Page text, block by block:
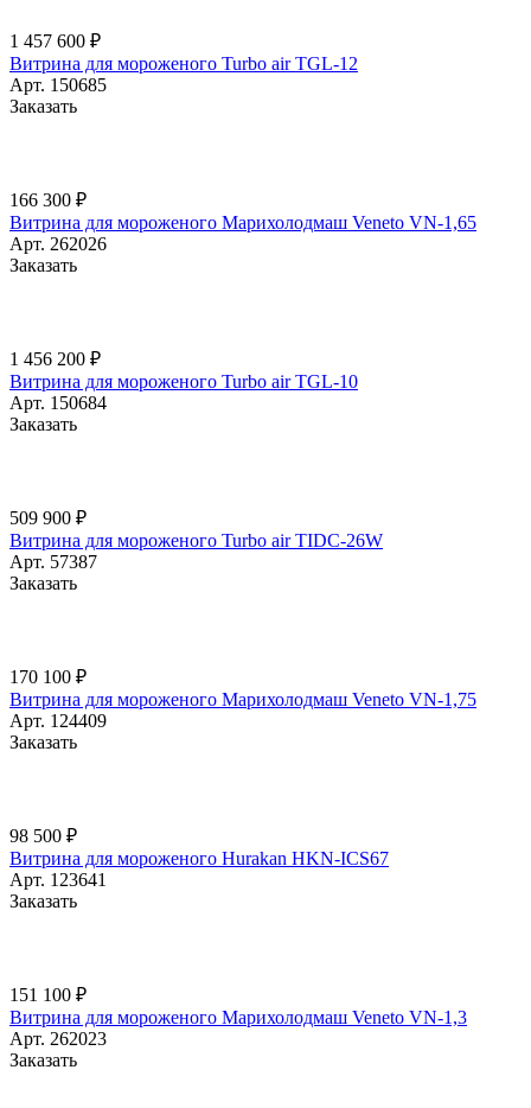
1 457 600 ₽
Витрина для мороженого Turbo air TGL-12
Арт. 150685
Заказать
166 300 ₽
Витрина для мороженого Марихолодмаш Veneto VN-1,65
Арт. 262026
Заказать
1 456 200 ₽
Витрина для мороженого Turbo air TGL-10
Арт. 150684
Заказать
509 900 ₽
Витрина для мороженого Turbo air TIDC-26W
Арт. 57387
Заказать
170 100 ₽
Витрина для мороженого Марихолодмаш Veneto VN-1,75
Арт. 124409
Заказать
98 500 ₽
Витрина для мороженого Hurakan HKN-ICS67
Арт. 123641
Заказать
151 100 ₽
Витрина для мороженого Марихолодмаш Veneto VN-1,3
Арт. 262023
Заказать